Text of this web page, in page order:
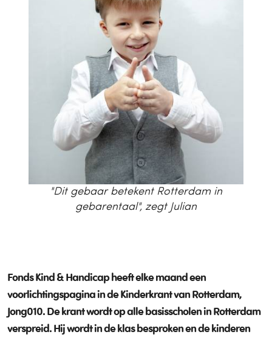
"Dit gebaar betekent Rotterdam in
gebarentaal", zegt Julian
Fonds Kind & Handicap heeft elke maand een
voorlichtingspagina in deKinderkrant van Rotterdam,
Jong010. De krant wordt op alle basisscholen in Rotterdam
verspreid. Hij wordt in de klas besproken en de kinderen